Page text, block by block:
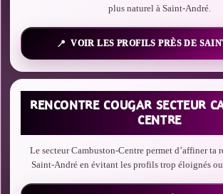
plus naturel à Saint-André.
VOIR LES PROFILS PRÈS DE
RENCONTRE COUGAR SECTEUR
CENTRE
Le secteur Cambuston-Centre permet d’affiner ta
Saint-André en évitant les profils trop éloignés